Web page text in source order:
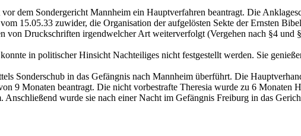
dem Sondergericht Mannheim ein Hauptverfahren beantragt. Die
15.05.33 zuwider, die Organisation der aufgelösten Sekte der Ernsten
von Druckschriften irgendwelcher Art weiterverfolgt (Vergehen nach §4 und
in politischer Hinsicht Nachteiliges nicht festgestellt werden. Sie
Sonderschub in das Gefängnis nach Mannheim überführt. Die
9 Monaten beantragt. Die nicht vorbestrafte Theresia wurde zu 6 Monaten
wurde sie nach einer Nacht im Gefängnis Freiburg in das